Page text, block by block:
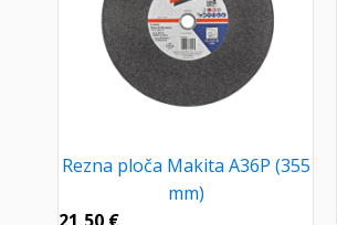
Rezna ploča Makita A36P (355
mm)